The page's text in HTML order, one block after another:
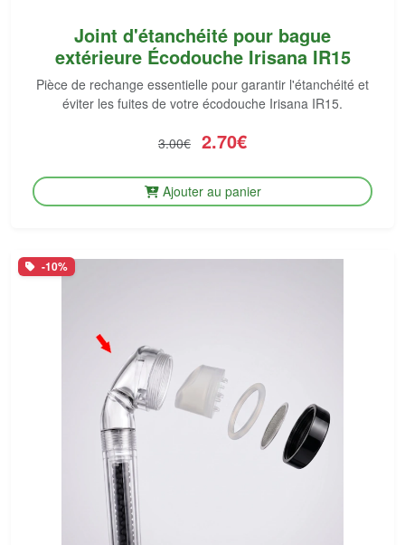
Joint d'étanchéité pour bague
extérieure Écodouche Irisana IR15
Pièce de rechange essentielle pour garantir l'étanchéité et
éviter les fuites de votre écodouche Irisana IR15.
3.00€ 2.70€
Ajouter au panier
-10%